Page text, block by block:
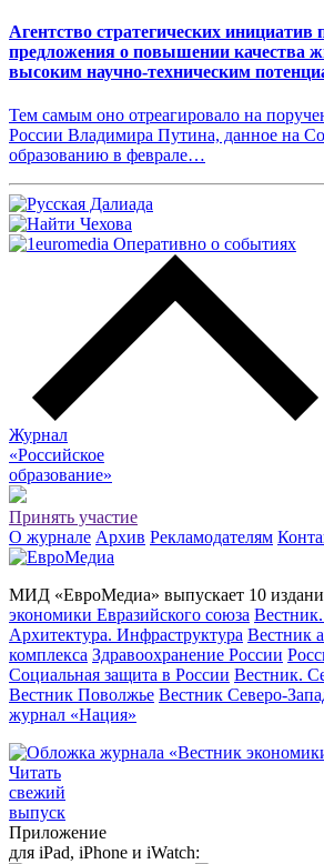
Агентство стратегических инициатив
предложения о повышении качества
высоким научно-техническим
Тем самым оно отреагировало на
России Владимира Путина, данное на
образованию в феврале…
Журнал
«Российское
образование»
Принять участие
О журнале Архив Рекламодателям
МИД «ЕвроМедиа» выпускает 10
экономики Евразийского союза
Архитектура. Инфраструктура Вестник
комплекса Здравоохранение России
Социальная защита в России Вестник.
Вестник Поволжье Вестник Северо-
журнал «Нация»
Читать
свежий
выпуск
Приложение
для iPad, iPhone и iWatch: